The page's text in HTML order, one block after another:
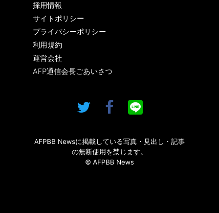
採用情報
サイトポリシー
プライバシーポリシー
利用規約
運営会社
AFP通信会長ごあいさつ
AFPBB Newsに掲載している写真・見出し・記事
の無断使用を禁じます。
© AFPBB News